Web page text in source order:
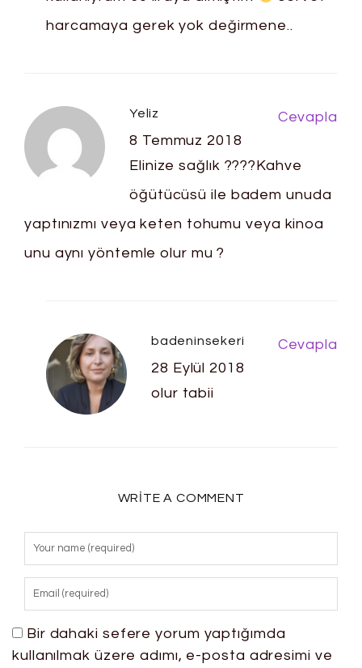
harcamaya gerek yok değirmene..
Yeliz
8 Temmuz 2018
Elinize sağlık ????Kahve
öğütücüsü ile badem unuda
yaptınızmı veya keten tohumu veya kinoa
unu aynı yöntemle olur mu ?
Cevapla
badeninsekeri
28 Eylül 2018
olur tabii
Cevapla
WRITE A COMMENT
Bir dahaki sefere yorum yaptığımda
kullanılmak üzere adımı, e-posta adresimi ve